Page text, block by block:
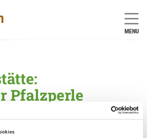
MENU
Pfalzperle